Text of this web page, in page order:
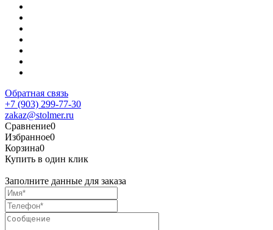
Обратная связь
+7 (903) 299-77-30
zakaz@stolmer.ru
Сравнение0
Избранное0
Корзина0
Купить в один клик
Заполните данные для заказа